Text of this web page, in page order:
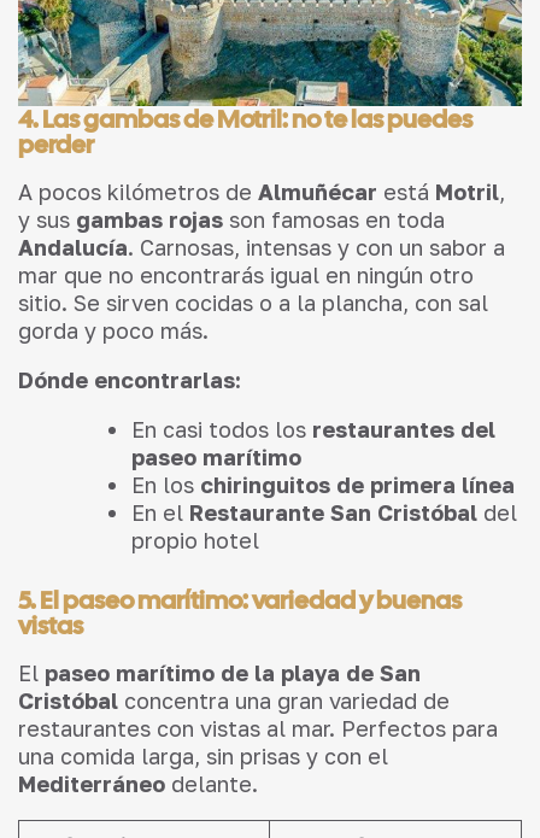
4. Las gambas de Motril: no te las puedes
perder
A pocos kilómetros de Almuñécar está Motril,
y sus gambas rojas son famosas en toda
Andalucía. Carnosas, intensas y con un sabor a
mar que no encontrarás igual en ningún otro
sitio. Se sirven cocidas o a la plancha, con sal
gorda y poco más.
Dónde encontrarlas:
En casi todos los restaurantes del
paseo marítimo
En los chiringuitos de primera línea
En el Restaurante San Cristóbal del
propio hotel
5. El paseo marítimo: variedad y buenas
vistas
El paseo marítimo de la playa de San
Cristóbal concentra una gran variedad de
restaurantes con vistas al mar. Perfectos para
una comida larga, sin prisas y con el
Mediterráneo delante.